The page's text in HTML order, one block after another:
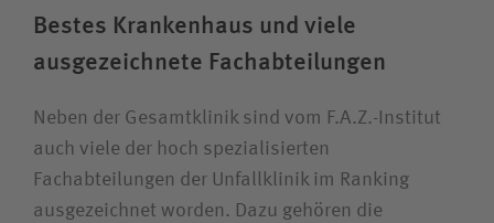
Bestes Krankenhaus und viele
ausgezeichnete Fachabteilungen
Neben der Gesamtklinik sind vom F.A.Z.-Institut
auch viele der hoch spezialisierten
Fachabteilungen der Unfallklinik im Ranking
ausgezeichnet worden. Dazu gehören die